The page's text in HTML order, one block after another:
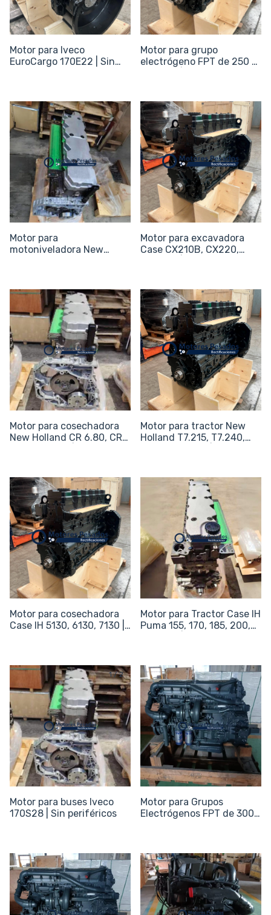
Motor para Iveco
EuroCargo 170E22 | Sin
Motor para grupo
electrógeno FPT de 250 -
Motor para
motoniveladora New
Motor para excavadora
Case CX210B, CX220,
Motor para cosechadora
New Holland CR 6.80, CR
Motor para tractor New
Holland T7.215, T7.240,
Motor para cosechadora
Case IH 5130, 6130, 7130 |
Motor para Tractor Case IH
Puma 155, 170, 185, 200,
1/2
Motor para buses Iveco
170S28 | Sin periféricos
Motor para Grupos
Electrógenos FPT de 300 -